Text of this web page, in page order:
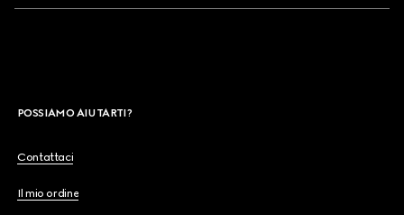
POSSIAMO AIUTARTI?
Contattaci
Il mio ordine